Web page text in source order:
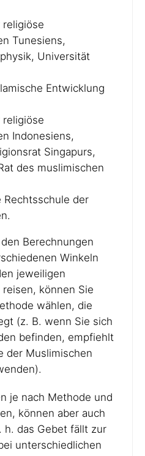
Tunesiens,
Universität
Entwicklung
Indonesiens,
Singapurs,
des muslimischen
Rechtsschule der
Berechnungen
Winkeln
jeweiligen
reisen, können Sie
wählen, die
(z. B. wenn Sie sich
befinden, empfiehlt
der Muslimischen
je nach Methode und
können aber auch
h. das Gebet fällt zur
unterschiedlichen